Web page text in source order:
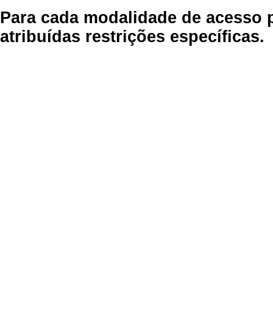
Para cada modalidade de
atribuídas restrições específicas.